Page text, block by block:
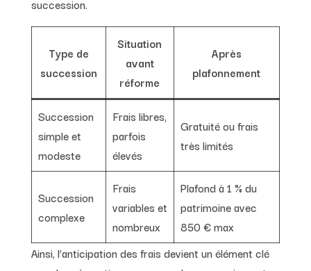
succession.
Type de
succession
Situation
avant
réforme
Après
plafonnement
Succession
simple et
modeste
Frais libres,
parfois
élevés
Gratuité ou frais
très limités
Succession
complexe
Frais
variables et
nombreux
Plafond à 1 % du
patrimoine avec
850 € max
Ainsi, l’anticipation des frais devient un élément clé